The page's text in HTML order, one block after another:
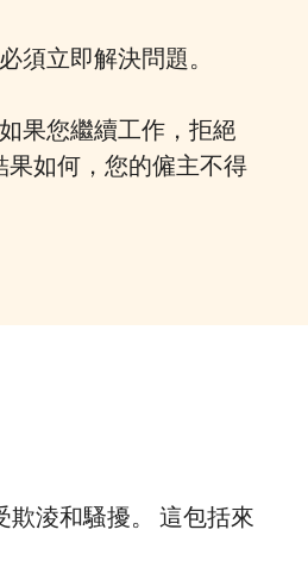
須立即解決問題。
果您繼續工作，拒絕
如何，您的僱主不得
淩和騷擾。 這包括來